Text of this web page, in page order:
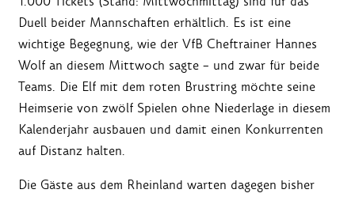
Duell beider Mannschaften erhältlich. Es ist eine
wichtige Begegnung, wie der VfB Cheftrainer Hannes
Wolf an diesem Mittwoch sagte – und zwar für beide
Teams. Die Elf mit dem roten Brustring möchte seine
Heimserie von zwölf Spielen ohne Niederlage in diesem
Kalenderjahr ausbauen und damit einen Konkurrenten
auf Distanz halten.
Die Gäste aus dem Rheinland warten dagegen bisher